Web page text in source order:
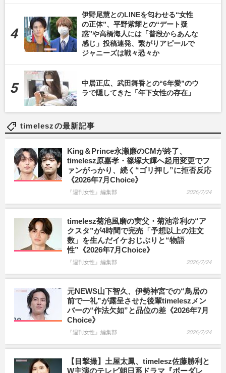
伊野尾慧とのLINEを匂わせる“女性
の正体”、平野紫耀との“デート疑
惑”や高橋海人には「普段からあんな
感じ」投稿連発、繋がりアピールで
ジャニーズは戦々恐々か
中居正広、武田舞香との“6年愛”のウ
ラで隠してきた「年下女性の存在」
timeleszの最新記事
King＆Prince永瀬廉のCMが終了、
timelesz原嘉孝・篠塚大輝へ起用変更でフ
ァンがっかり、続く“ゴリ押し”に拒否反応
《2026年7月Choice》
『週刊女性』編集部 2026/7/24
timelesz菊池風磨の実父・菊池常利の“ア
クスタ”が4時間で完売「予想以上の注文
数」を生んだイケおじぶりと“物語
性”《2026年7月Choice》
『週刊女性』編集部 2026/7/24
元NEWS山下智久、伊勢神宮での“鳥居の
前で一礼”が露呈させた後輩timeleszメン
バーの“作法欠如”と品位の差《2026年7月
Choice》
『週刊女性』編集部 2026/7/24
【目撃撮】土屋太鳳、timelesz佐藤勝利と
W主演のテレビ朝日系ドラマ『ボーダレ